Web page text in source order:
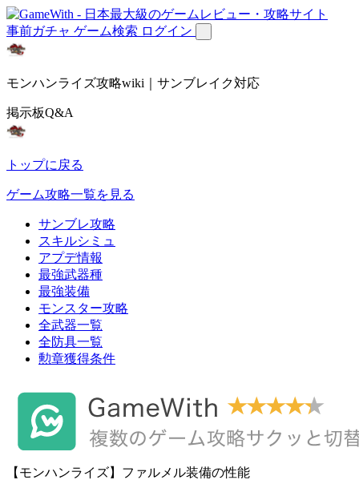
事前ガチャ ゲーム検索 ログイン
モンハンライズ攻略wiki｜サンブレイク対応
掲示板Q&A
トップに戻る
ゲーム攻略一覧を見る
サンブレ攻略
スキルシミュ
アプデ情報
最強武器種
最強装備
モンスター攻略
全武器一覧
全防具一覧
勲章獲得条件
【モンハンライズ】ファルメル装備の性能